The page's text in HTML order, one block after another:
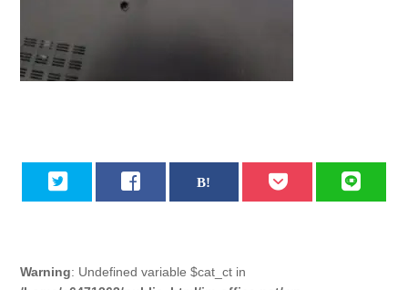
Warning: Undefined variable $cat_ct in